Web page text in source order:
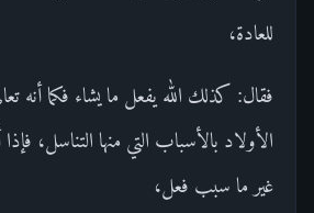
للعادة،
فقال: كذلك الله يفعل ما يشاء فكما أنه
الأولاد بالأسباب التي منها التناسل،
غير ما سبب فعل،